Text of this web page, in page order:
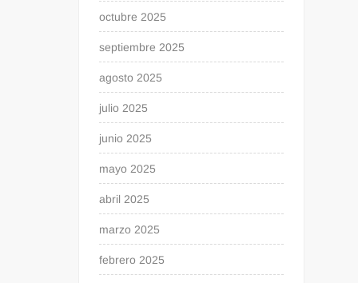
octubre 2025
septiembre 2025
agosto 2025
julio 2025
junio 2025
mayo 2025
abril 2025
marzo 2025
febrero 2025